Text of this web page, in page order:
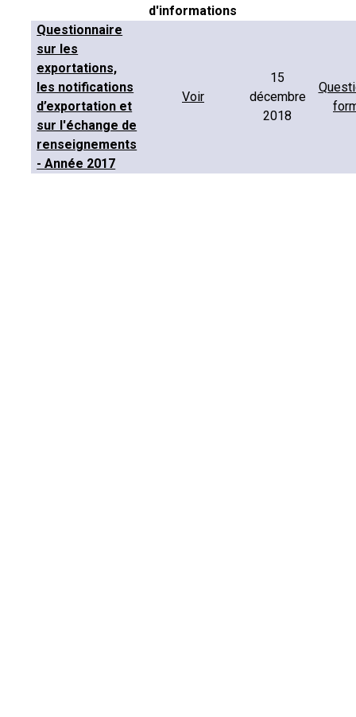
d'informations
Questionnaire
sur les
exportations,
les notifications
d’exportation et
sur l'échange de
renseignements
- Année 2017
Voir
15
décembre
2018